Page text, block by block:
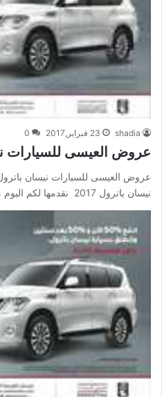
shadia 23 فبراير,2017 0
عروض العيسى للسيارات
نيسان باترول 2017 نقدمها لكم اليوم من موقع عروض و…